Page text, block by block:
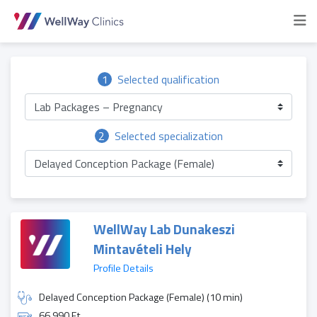
1 Selected qualification
Lab Packages – Pregnancy
2
Selected specialization
Delayed Conception Package (Female)
WellWay Lab Dunakeszi
Mintavételi Hely
Profile Details
Delayed Conception Package (Female) (10 min)